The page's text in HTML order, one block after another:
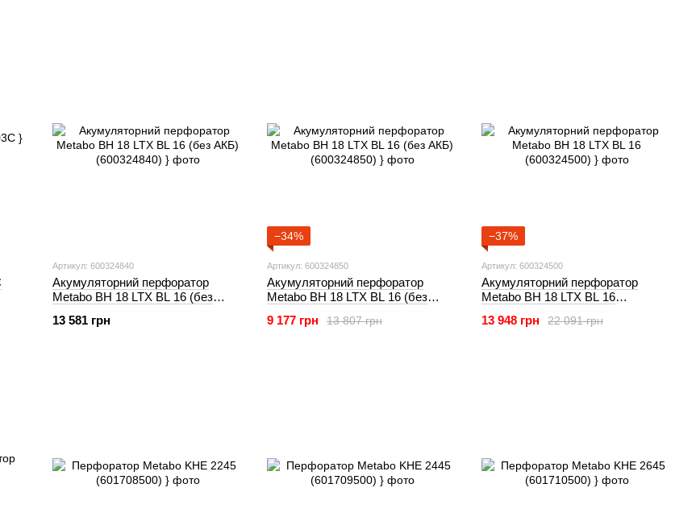
Артикул: 600324840
Акумуляторний перфоратор
Metabo BH 18 LTX BL 16 (без
13 581 грн
−34%
Артикул: 600324850
Акумуляторний перфоратор
Metabo BH 18 LTX BL 16 (без
13 807 грн
9 177 грн
−37%
Артикул: 600324500
Акумуляторний перфоратор
Metabo BH 18 LTX BL 16
22 091 грн
13 948 грн